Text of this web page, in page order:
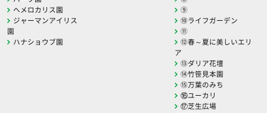
ヘメロカリス園
ジャーマンアイリス
園
ハナショウブ園
⑨
⑩ライフガーデン
⑪
⑫春～夏に美しいエリ
ア
⑬ダリア花壇
⑭竹笹見本園
⑮万葉のみち
⑯ユーカリ
⑰芝生広場